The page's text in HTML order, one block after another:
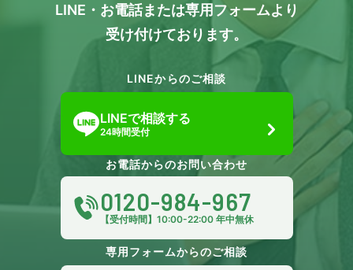
LINE・お電話または専用フォームより
受け付けております。
LINEからのご相談
LINEで相談する
24時間受付
お電話からのお問い合わせ
0120-984-967
【受付時間】10:00-22:00 年中無休
専用フォームからのご相談